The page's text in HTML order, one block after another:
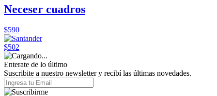
Neceser cuadros
$590
$502
Enterate de lo último
Suscribite a nuestro newsletter y recibí las últimas novedades.